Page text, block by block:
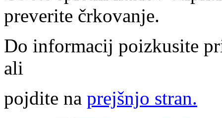
preverite črkovanje.
Do informacij poizkusite
ali
pojdite na prejšnjo stran.